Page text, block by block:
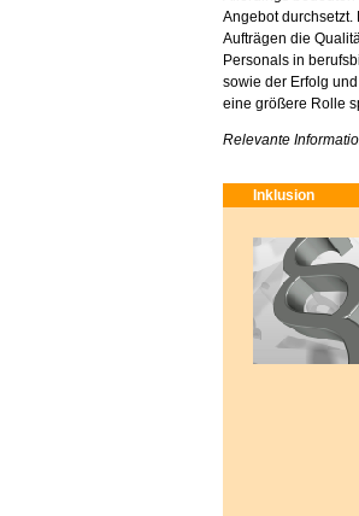
Angebot
Aufträgen die
Personals in
sowie der Erfolg
eine größere Rolle
Relevante
Inklusion